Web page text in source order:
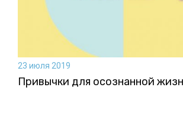
23 июля 2019
Привычки для осознанной